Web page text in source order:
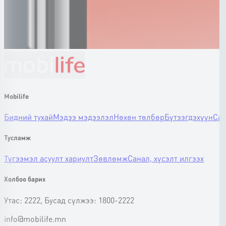
Mobilife
Бидний тухайМэдээ мэдээлэлНөхөн төлбөрБүтээгдэхүүн
Тусламж
Түгээмэл асуулт хариултЗөвлөмжСанал, хүсэлт илгээх
Холбоо барих
Утас: 2222, Бусад сүлжээ: 1800-2222
info@mobilife.mn